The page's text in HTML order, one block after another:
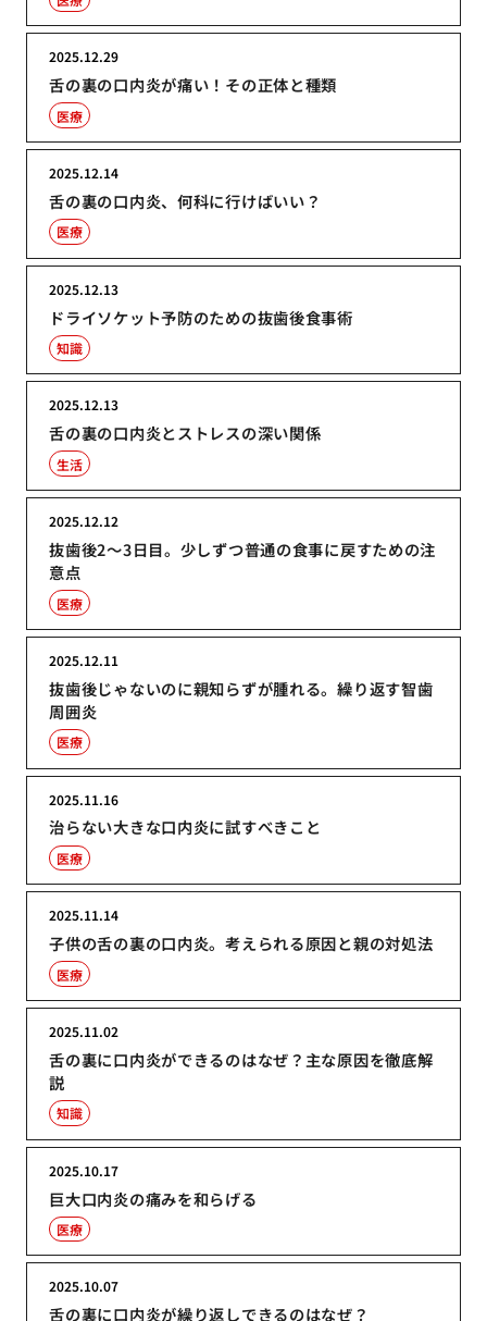
舌の裏の口内炎が痛い！その正体と種類
2025.12.29
医療
舌の裏の口内炎、何科に行けばいい？
2025.12.14
医療
ドライソケット予防のための抜歯後食事術
2025.12.13
知識
舌の裏の口内炎とストレスの深い関係
2025.12.13
生活
抜歯後2〜3日目。少しずつ普通の食事に戻すための注
意点
2025.12.12
医療
抜歯後じゃないのに親知らずが腫れる。繰り返す智歯
周囲炎
2025.12.11
医療
治らない大きな口内炎に試すべきこと
2025.11.16
医療
子供の舌の裏の口内炎。考えられる原因と親の対処法
2025.11.14
医療
舌の裏に口内炎ができるのはなぜ？主な原因を徹底解
説
2025.11.02
知識
巨大口内炎の痛みを和らげる
2025.10.17
医療
舌の裏に口内炎が繰り返しできるのはなぜ？
2025.10.07